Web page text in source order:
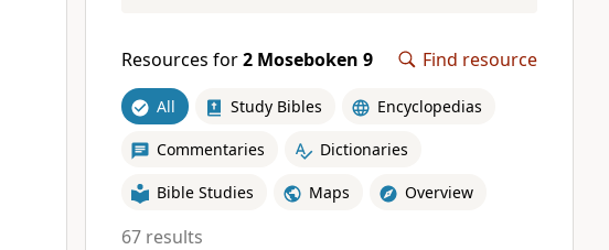
Resources for2 Moseboken 9 Find resource
All Study Bibles Encyclopedias
Commentaries Dictionaries
Bible Studies Maps Overview
67 results